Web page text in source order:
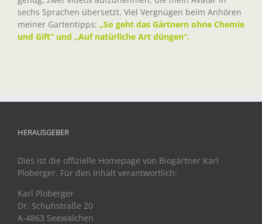
sechs Sprachen übersetzt. Viel Vergnügen beim Anhören
meiner Gartentipps: „So geht das Gärtnern ohne Chemie
und Gift“ und „Auf natürliche Art düngen“.
HERAUSGEBER
Dies ist die offizielle Homepage von Biogärtner Karl
Ploberger. Für den Inhalt verantwortlich:
Karl Ploberger
Dr. Schuhstraße 20
A-4863 Seewalchen